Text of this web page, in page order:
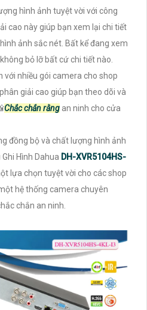
hình ảnh tuyệt vời với công
cao này giúp bạn xem lại chi tiết
ảnh sắc nét. Bất kể đang xem
bỏ lỡ bất cứ chi tiết nào.
nhiều gói camera cho shop
giải cao giúp bạn theo dõi và
Chắc chắn rằng an ninh cho cửa
đồng bộ và chất lượng hình ảnh
Hình Dahua DH-XVR5104HS-
lựa chọn tuyệt vời cho các shop
hệ thống camera chuyên
chắn an ninh.